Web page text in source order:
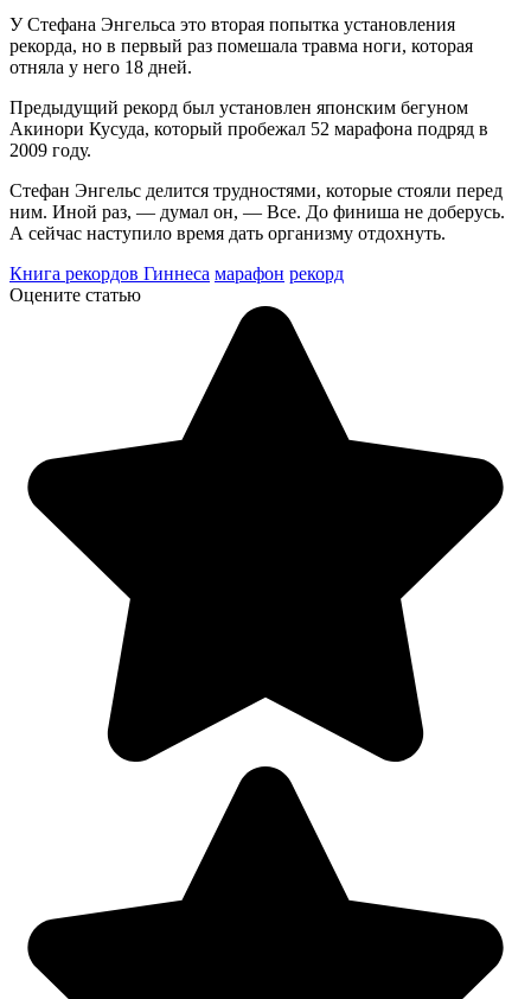
У Стефана Энгельса это вторая попытка установления
рекорда, но в первый раз помешала травма ноги, которая
отняла у него 18 дней.
Предыдущий рекорд был установлен японским бегуном
Акинори Кусуда, который пробежал 52 марафона подряд в
2009 году.
Стефан Энгельс делится трудностями, которые стояли перед
ним. Иной раз, — думал он, — Все. До финиша не доберусь.
А сейчас наступило время дать организму отдохнуть.
Книга рекордов Гиннеса марафон рекорд
Оцените статью